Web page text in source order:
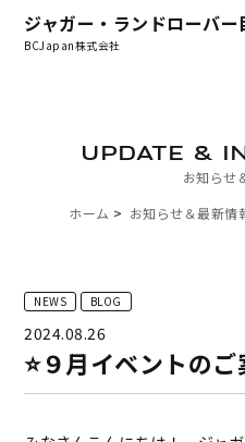
ジャガー・ランドローバー
BCJapan株式会社
お知らせ
UPDATE &
ホーム お知らせ＆最新情
NEWS BLOG
2024.08.26
⭐️９月イベントのご